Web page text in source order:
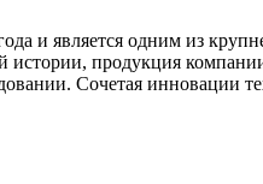
и является одним из
продукция
Сочетая инновации